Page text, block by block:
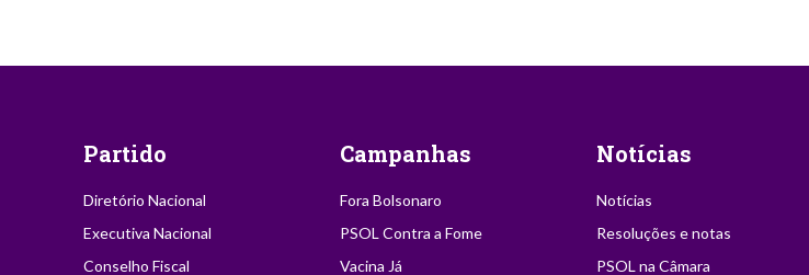
Partido
Diretório Nacional
Executiva Nacional
Conselho Fiscal
Campanhas
Fora Bolsonaro
PSOL Contra a Fome
Vacina Já
Notícias
Notícias
Resoluções e notas
PSOL na Câmara